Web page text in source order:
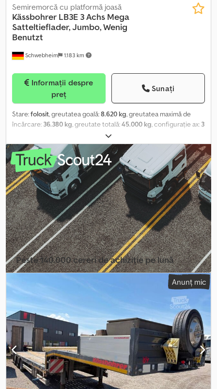
Schwebheim 1.183 km
Semiremorcă cu platformă joasă
Kässbohrer LB3E 3 Achs Mega
Satteltieflader, Jumbo, Wenig
Benutzt
preț
Sunați
Stare:folosit, greutatea goală:8.620 kg, greutatea maximă de
încărcare: 36.380 kg, greutate totală:45.000 kg, configurație ax: 3
07/2024, lungimea spațiului de încărcare:
13.550 mm, suspensie:aer, dimensiunea anvelopei:445/45R19,5
160J , culoare:altul , tip de angrenaj:altul , dimensiunea anvelopei
din față:445/45R19,5 160J, dimensiunea anvelopei din spate:
445/45R19,5 160J, cabină șofer:altul, clasă de emisii:niciunul,
Dotări:ABS, frână cu aer comprimat, Utilizare redusă, înălțimea
de încărcare este de aproximativ 990 mm, 12 sisteme de
închidere pentru containere, pentru 1 container de 20 de
picioare sau 2 containere de 20 de picioare sau 1 container de 40
de picioare. Supliment pentru rampe: 1.000 €. Erori tipografice,
greșeli și modificări rezervate. Imagini demonstrative. Dcedozqty
Njpfx Al Djk Mai multe date disponibile la: !
Peste 140.000 cereri de achiziție pe lună
Selectați pachetul distribuitorului Anunț mic